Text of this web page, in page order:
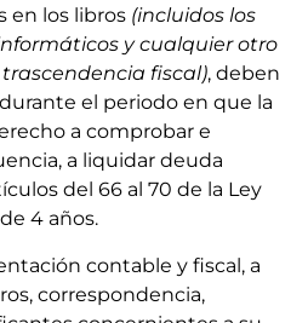
en los libros (incluidos los
y cualquier otro
fiscal), deben
el periodo en que la
a comprobar e
a liquidar deuda
del 66 al 70 de la Ley
4 años.
contable y fiscal, a
correspondencia,